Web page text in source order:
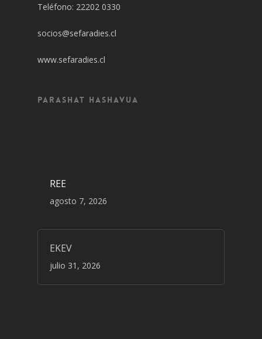
Teléfono: 22202 0330
socios@sefaradies.cl
www.sefaradies.cl
Parashat Hashavua
REE
agosto 7, 2026
EKEV
julio 31, 2026